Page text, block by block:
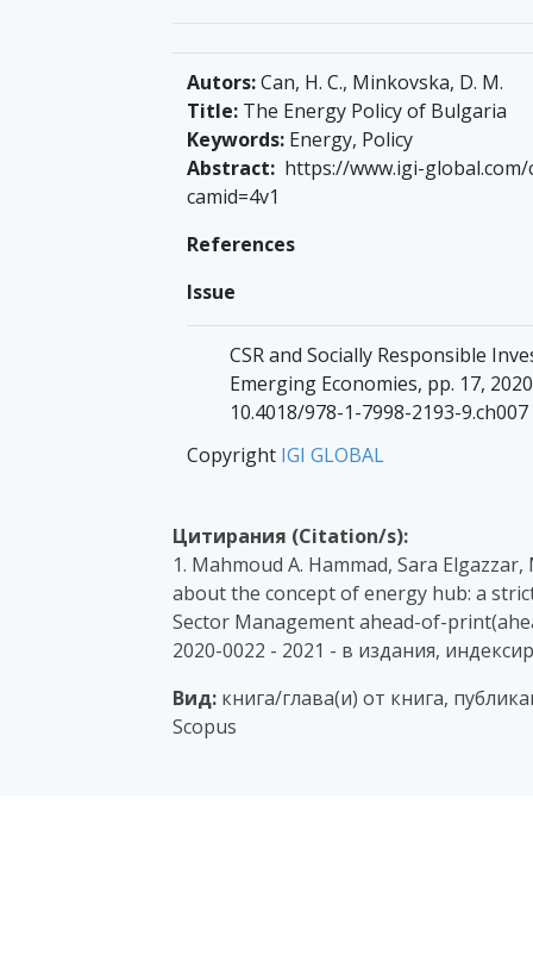
Autors:Can, H. C., Minkovska, D. M.
Title: The Energy Policy of Bulgaria
Keywords: Energy, Policy
Abstract: https://www.igi-
camid=4v1
References
Issue
CSR and Socially Responsible
Emerging Economies, pp. 17,
10.4018/978-1-7998-2193-9.ch007
Copyright IGI GLOBAL
Цитирания (Citation/s):
1. Mahmoud A. Hammad, Sara
about the concept of energy hub: a
Sector Management ahead-of-
2020-0022 - 2021 - в издания,
Вид: книга/глава(и) от книга,
Scopus